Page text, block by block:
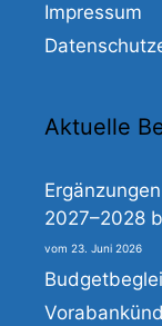
Impressum
Aktuelle
2027–2028
23. Juni 2026